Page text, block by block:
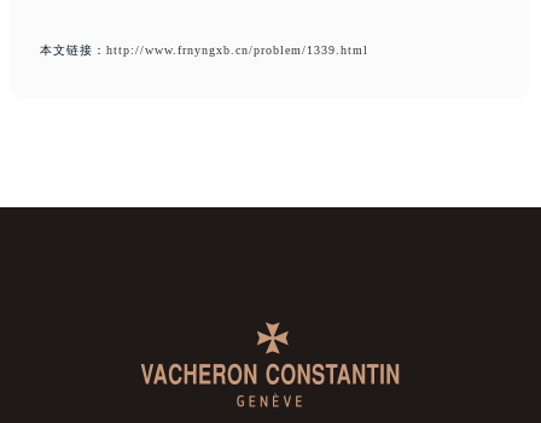
本文链接： http://www.frnyngxb.cn/problem/1339.html